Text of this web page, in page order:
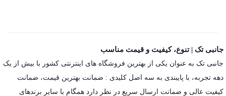
جانبی تک | تنوع، کیفیت و قیمت مناسب
جانبی تک به عنوان یکی از بهترین فروشگاه های اینترنتی کشور با بیش از یک
دهه تجربه، با پایبندی به سه اصل کلیدی : ضمانت بهترین قیمت، ضمانت
کیفیت عالی و ضمانت ارسال سریع در نظر دارد همگام با سایر برندهای